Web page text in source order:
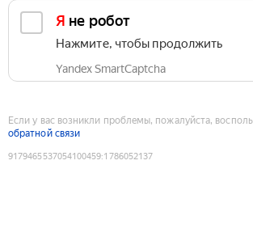
Я не робот
Нажмите, чтобы продолжить
Yandex SmartCaptcha
Если у вас возникли проблемы, пожалуйста,
обратной связи
9179465537054100459:1786052137